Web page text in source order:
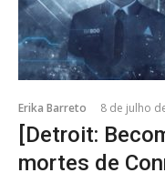
Erika Barreto 8 de julho
[Detroit:
mortes de